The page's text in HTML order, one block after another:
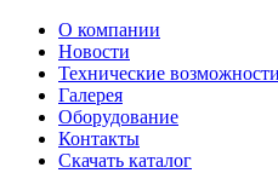
О компании
Новости
Технические возможности
Галерея
Оборудование
Контакты
Скачать каталог